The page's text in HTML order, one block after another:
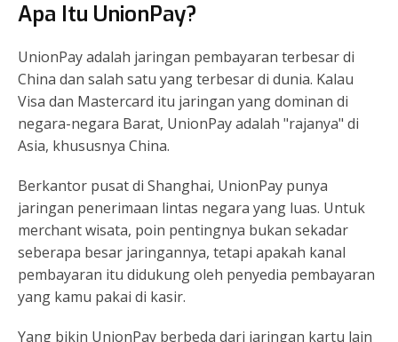
Apa Itu UnionPay?
UnionPay adalah jaringan pembayaran terbesar di
China dan salah satu yang terbesar di dunia. Kalau
Visa dan Mastercard itu jaringan yang dominan di
negara-negara Barat, UnionPay adalah "rajanya" di
Asia, khususnya China.
Berkantor pusat di Shanghai, UnionPay punya
jaringan penerimaan lintas negara yang luas. Untuk
merchant wisata, poin pentingnya bukan sekadar
seberapa besar jaringannya, tetapi apakah kanal
pembayaran itu didukung oleh penyedia pembayaran
yang kamu pakai di kasir.
Yang bikin UnionPay berbeda dari jaringan kartu lain